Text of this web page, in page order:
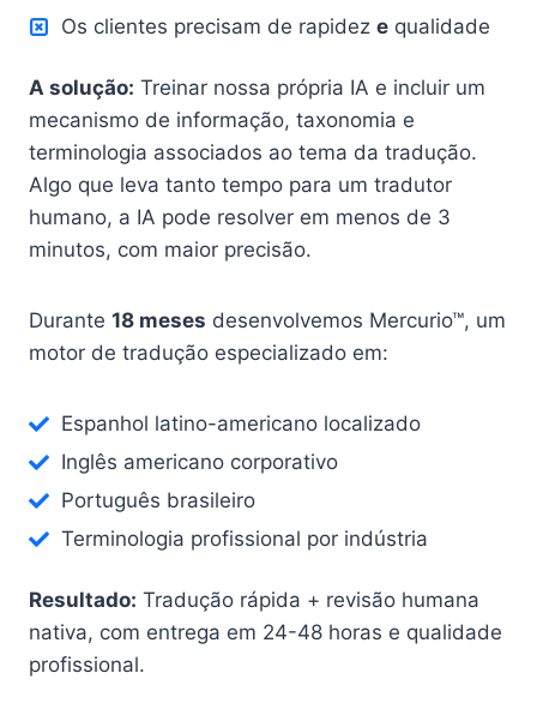
Os clientes precisam de rapidez e qualidade
A solução: Treinar nossa própria IA e incluir um
mecanismo de informação, taxonomia e
terminologia associados ao tema da tradução.
Algo que leva tanto tempo para um tradutor
humano, a IA pode resolver em menos de 3
minutos, com maior precisão.
Durante 18 meses desenvolvemos Mercurio™, um
motor de tradução especializado em:
Espanhol latino-americano localizado
Inglês americano corporativo
Português brasileiro
Terminologia profissional por indústria
Resultado: Tradução rápida + revisão humana
nativa, com entrega em 24-48 horas e qualidade
profissional.